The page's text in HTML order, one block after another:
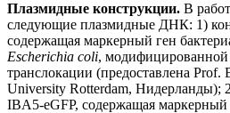
Плазмидные конструкции. В
следующие плазмидные ДНК: 1)
содержащая маркерный ген
Escherichia coli, модифицированной
транслокации (предоставлена Prof.
University Rotterdam, Нидерланды);
IBA5-eGFP, содержащая маркерный